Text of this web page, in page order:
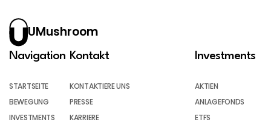
UMushroom
Navigation
STARTSEITE
BEWEGUNG
INVESTMENTS
Kontakt
KONTAKTIERE UNS
PRESSE
KARRIERE
Investments
AKTIEN
ANLAGEFONDS
ETFS